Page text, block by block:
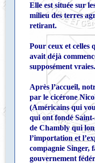
Elle est située sur
milieu des terres
retirant.
Pour ceux et celles
avait déjà
supposément vraies.
Après l’accueil,
par le cicérone
(Américains qui
qui ont fondé Saint-
de Chambly qui
l’importation et
compagnie Singer,
gouvernement